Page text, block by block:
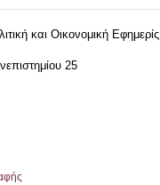
και Οικονομική Εφημερίς
25